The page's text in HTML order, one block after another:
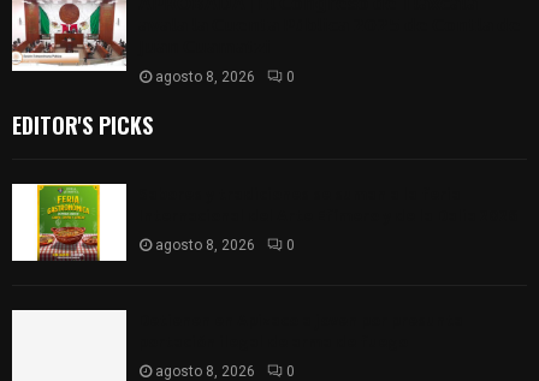
agosto 8, 2026 0
EDITOR'S PICKS
agosto 8, 2026 0
agosto 8, 2026 0